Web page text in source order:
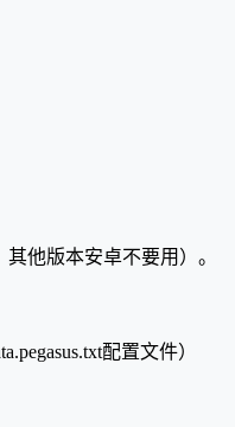
他版本安卓不要用）。
配置文件）